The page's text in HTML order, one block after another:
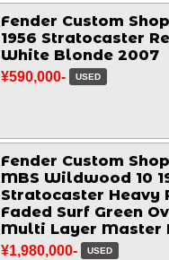
Fender Custom Shop
1956 Stratocaster
White Blonde 2007
¥590,000- USED
Fender Custom Shop
MBS Wildwood 10
Stratocaster Heavy
Faded Surf Green
Multi Layer Master
John Cruz 2014
¥1,980,000- USED